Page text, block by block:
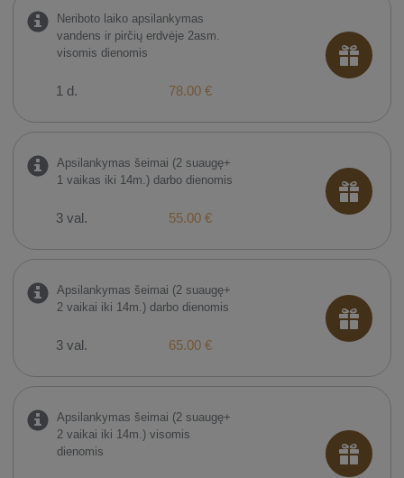
Neriboto laiko apsilankymas
vandens ir pirčių erdvėje 2asm.
visomis dienomis
1 d. 78.00 €
Apsilankymas šeimai (2 suaugę+
1 vaikas iki 14m.) darbo dienomis
3 val. 55.00 €
Apsilankymas šeimai (2 suaugę+
2 vaikai iki 14m.) darbo dienomis
3 val. 65.00 €
Apsilankymas šeimai (2 suaugę+
2 vaikai iki 14m.) visomis
dienomis